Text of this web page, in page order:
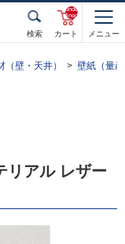
検索 カート
unde
fined
メニュー
（壁・天井） 壁紙（量
リアル レザー